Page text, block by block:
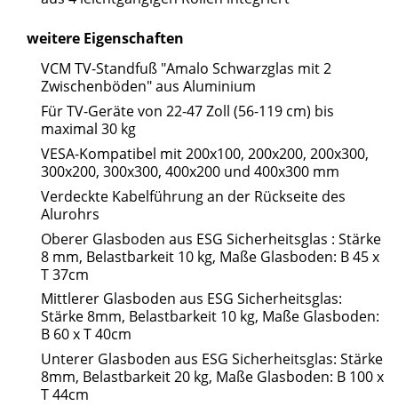
weitere Eigenschaften
VCM TV-Standfuß "Amalo Schwarzglas mit 2
Zwischenböden" aus Aluminium
Für TV-Geräte von 22-47 Zoll (56-119 cm) bis
maximal 30 kg
VESA-Kompatibel mit 200x100, 200x200, 200x300,
300x200, 300x300, 400x200 und 400x300 mm
Verdeckte Kabelführung an der Rückseite des
Alurohrs
Oberer Glasboden aus ESG Sicherheitsglas : Stärke
8 mm, Belastbarkeit 10 kg, Maße Glasboden: B 45 x
T 37cm
Mittlerer Glasboden aus ESG Sicherheitsglas:
Stärke 8mm, Belastbarkeit 10 kg, Maße Glasboden:
B 60 x T 40cm
Unterer Glasboden aus ESG Sicherheitsglas: Stärke
8mm, Belastbarkeit 20 kg, Maße Glasboden: B 100 x
T 44cm